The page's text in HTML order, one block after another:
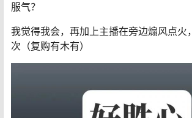
服气？
我觉得我会，再加上主播在旁边煽风点火
次（复购有木有）